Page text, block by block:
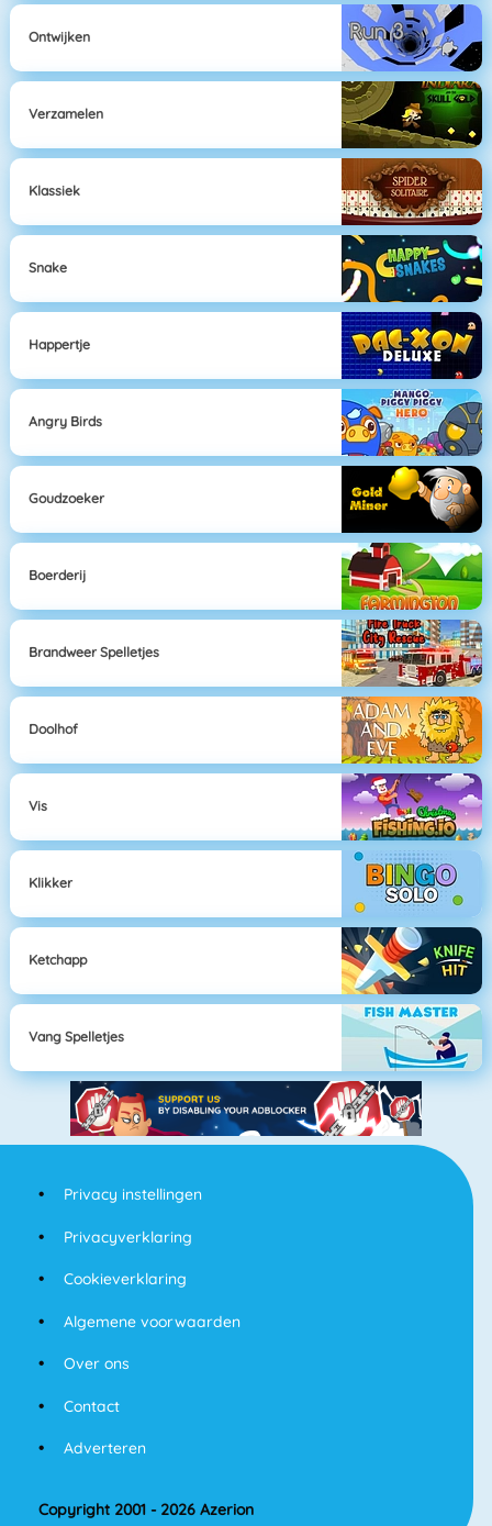
Ontwijken
Verzamelen
Klassiek
Snake
Happertje
Angry Birds
Goudzoeker
Boerderij
Brandweer Spelletjes
Doolhof
Vis
Klikker
Ketchapp
Vang Spelletjes
Privacy instellingen
Privacyverklaring
Cookieverklaring
Algemene voorwaarden
Over ons
Contact
Adverteren
Copyright 2001 - 2026 Azerion